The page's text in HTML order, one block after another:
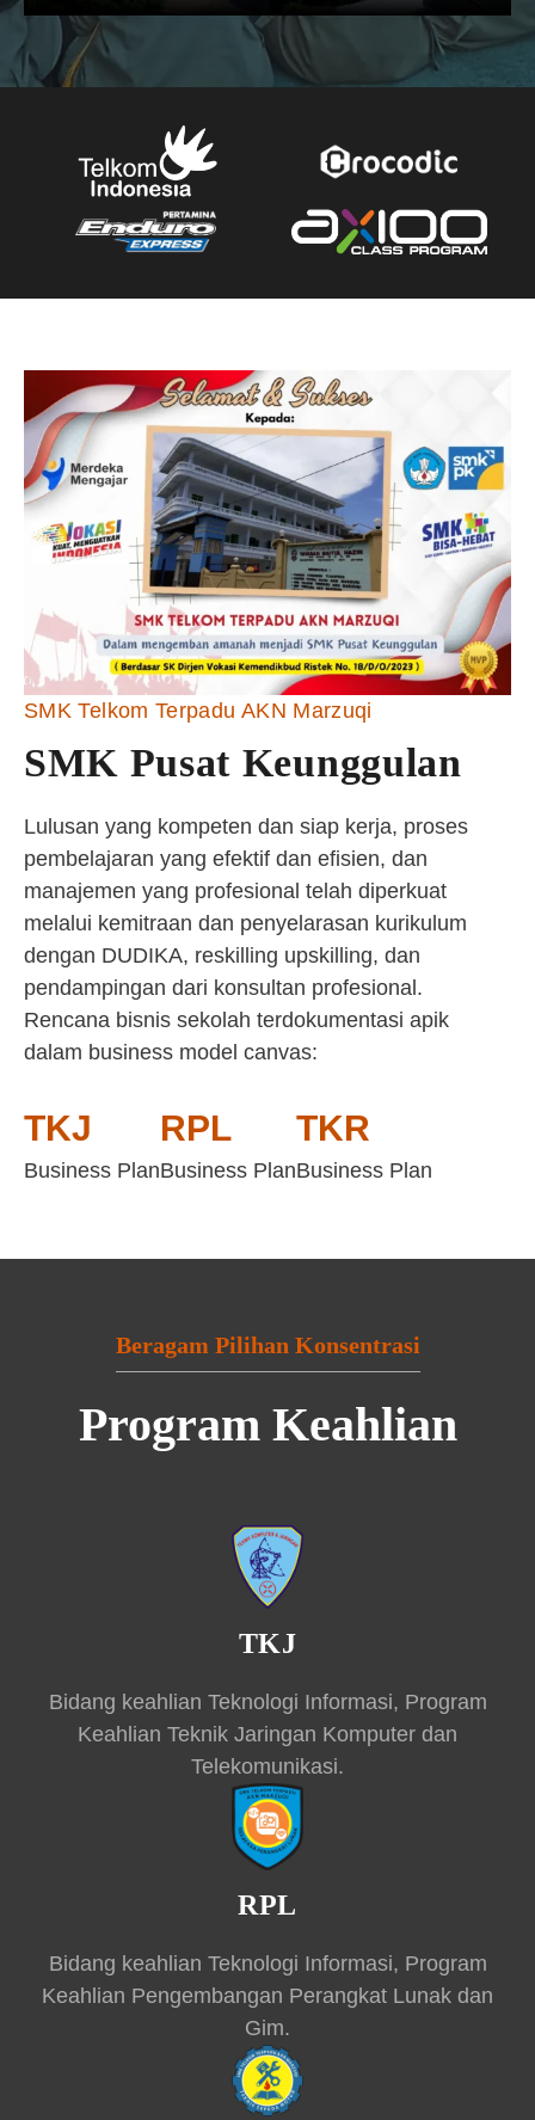
SMK Telkom Terpadu AKN Marzuqi
SMK Pusat Keunggulan
Lulusan yang kompeten dan siap kerja, proses
pembelajaran yang efektif dan efisien, dan
manajemen yang profesional telah diperkuat
melalui kemitraan dan penyelarasan kurikulum
dengan DUDIKA, reskilling upskilling, dan
pendampingan dari konsultan profesional.
Rencana bisnis sekolah terdokumentasi apik
dalam business model canvas:
TKJ
Business Plan
RPL
Business Plan
TKR
Business Plan
Beragam Pilihan Konsentrasi
Program Keahlian
TKJ
Bidang keahlian Teknologi Informasi, Program
Keahlian Teknik Jaringan Komputer dan
Telekomunikasi.
RPL
Bidang keahlian Teknologi Informasi, Program
Keahlian Pengembangan Perangkat Lunak dan
Gim.